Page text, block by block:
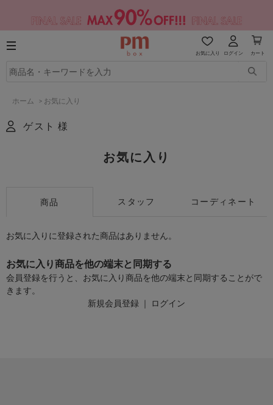
お気に入り ログイン カート
ホーム > お気に入り
ゲスト 様
お気に入り
商品 スタッフ コーディネート
お気に入りに登録された商品はありません。
お気に入り商品を他の端末と同期する
会員登録を行うと、お気に入り商品を他の端末と同期することがで
きます。
新規会員登録 ｜ ログイン